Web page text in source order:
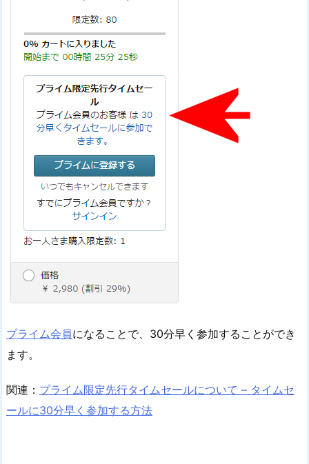
プライム会員になることで、30分早く参加することができ
ます。
関連： プライム限定先行タイムセールについて – タイムセ
ールに30分早く参加する方法